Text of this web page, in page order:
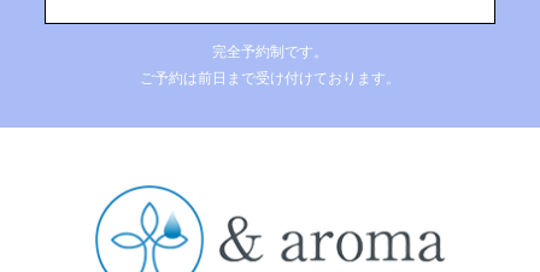
完全予約制です。
ご予約は前日まで受け付けております。